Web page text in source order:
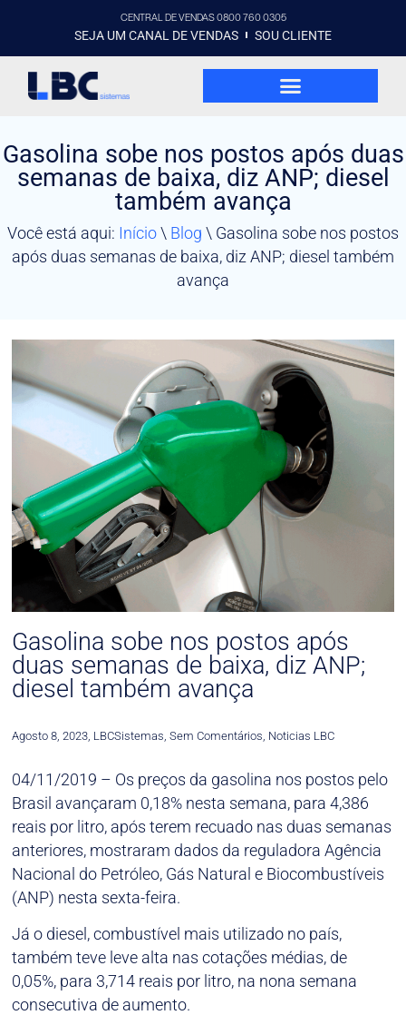
CENTRAL DE VENDAS 0800 760 0305
SEJA UM CANAL DE VENDAS SOU CLIENTE
Gasolina sobe nos postos após duas
semanas de baixa, diz ANP; diesel
também avança
Você está aqui: Início\ Blog \ Gasolina sobe nos postos
após duas semanas de baixa, diz ANP; diesel também
avança
Gasolina sobe nos postos após
duas semanas de baixa, diz ANP;
diesel também avança
Agosto 8, 2023, LBCSistemas, Sem Comentários, Noticias LBC
04/11/2019 – Os preços da gasolina nos postos pelo
Brasil avançaram 0,18% nesta semana, para 4,386
reais por litro, após terem recuado nas duas semanas
anteriores, mostraram dados da reguladora Agência
Nacional do Petróleo, Gás Natural e Biocombustíveis
(ANP) nesta sexta-feira.
Já o diesel, combustível mais utilizado no país,
também teve leve alta nas cotações médias, de
0,05%, para 3,714 reais por litro, na nona semana
consecutiva de aumento.